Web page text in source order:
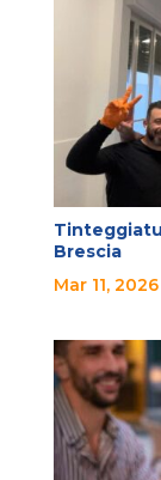
Brescia
Mar 11, 2026